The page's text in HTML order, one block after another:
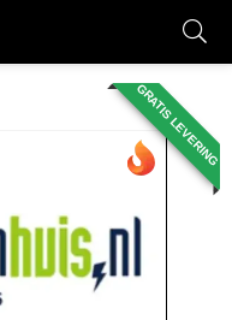
GRATIS LEVERING